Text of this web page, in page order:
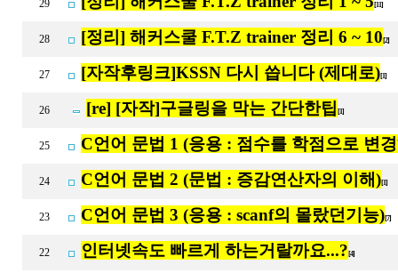
29 [11]
28 [정리] 해커스쿨 F.T.Z trainer 정리 6 ~ 10 [2]
27 [자작후링크]KSSN 다시 씁니다 (제대로)[1]
26 [re] [자작]구글링을 막는 간단한팁 [1]
25 C언어 문법 1 (응용 : 점수를 학점으로 변
24 C언어 문법 2 (문법 : 증감연산자의 이해)[1]
23 C언어 문법 3 (응용 : scanf의 몰랐던기능)[7]
22 인터넷속도 빠르게 하는거랄까요...? [4]